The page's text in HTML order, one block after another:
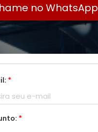
no WhatsApp
*
*